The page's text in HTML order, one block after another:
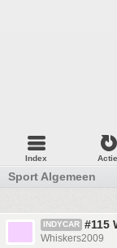
Index
Sport Algemeen
INDYCAR #115
Whiskers2009